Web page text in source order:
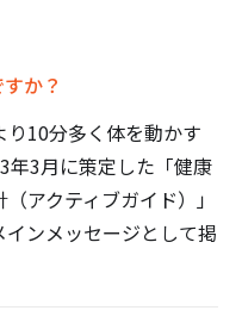
か？
り10分多く体を動かす
年3月に策定した「健康
アクティブガイド）」
ンメッセージとして掲